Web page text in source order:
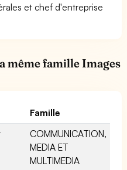
et chef d'entreprise
même famille Images
Famille
COMMUNICATION,
MEDIA ET
MULTIMEDIA